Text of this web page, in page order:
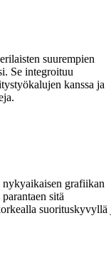
suurempien
Se integroituu
kanssa ja
grafiikan
sitä
suorituskyvyllä